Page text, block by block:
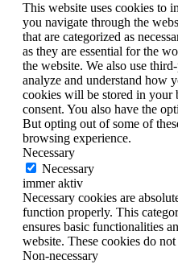
This website uses cookies to
you navigate through the
that are categorized as
as they are essential for the
the website. We also use
analyze and understand how
cookies will be stored in
consent. You also have the
But opting out of some of
browsing experience.
Necessary
Necessary
immer aktiv
Necessary cookies are
function properly. This
ensures basic functionalities
website. These cookies do
Non-necessary